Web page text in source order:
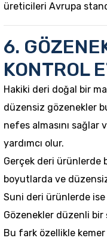
üreticileri Avrupa
6.
KONTROL
Hakiki deri doğal bir
düzensiz gözenekler
nefes almasını sağlar
yardımcı olur.
Gerçek deri ürünlerde
boyutlarda ve
Suni deri ürünlerde
Gözenekler düzenli bir
Bu fark özellikle